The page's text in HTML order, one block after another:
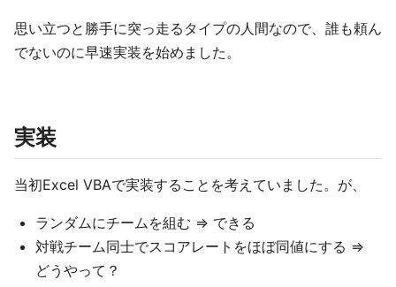
思い立つと勝手に突っ走るタイプの人間なので、誰も頼ん
でないのに早速実装を始めました。
実装
当初Excel VBAで実装することを考えていました。が、
ランダムにチームを組む ⇒ できる
対戦チーム同士でスコアレートをほぼ同値にする ⇒
どうやって？